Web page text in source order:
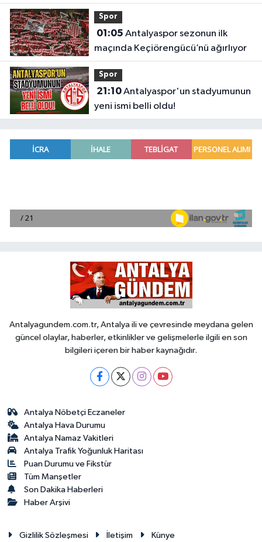
belli oldu
Spor
01:05
maçında Keçiörengücü’nü ağırlıyor
Spor
21:10Antalyaspor'un stadyumunun
yeni ismi belli oldu!
Antalyagundem.com.tr, Antalya ili ve çevresinde meydana gelen
güncel olaylar, haberler, etkinlikler ve gelişmelerle ilgili en son
bilgileri içeren bir haber kaynağıdır.
Antalya Nöbetçi Eczaneler
Antalya Hava Durumu
Antalya Namaz Vakitleri
Antalya Trafik Yoğunluk Haritası
Puan Durumu ve Fikstür
Tüm Manşetler
Son Dakika Haberleri
Haber Arşivi
Gizlilik Sözleşmesi İletişim Künye